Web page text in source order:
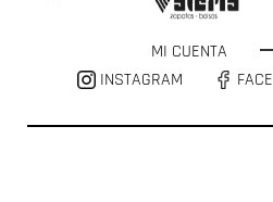
MI CUENTA
INSTAGRAM